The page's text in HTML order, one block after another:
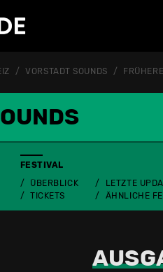
VORSTADT SOUNDS
FESTIVAL
ÜBERBLICK
TICKETS
LETZTE
ÄHNLICHE